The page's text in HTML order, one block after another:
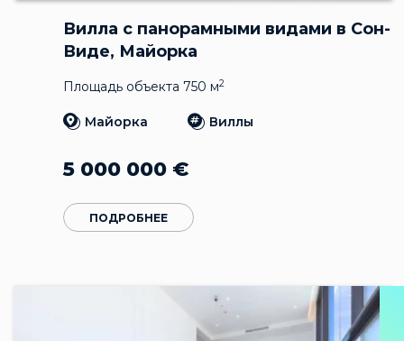
Вилла с панорамными видами в Сон-
Виде, Майорка
Площадь объекта 750 м2
Майорка Виллы
5 000 000 €
ПОДРОБНЕЕ